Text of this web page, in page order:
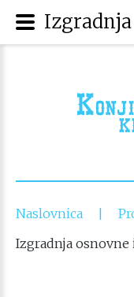
Naslovnica
Izgradnja